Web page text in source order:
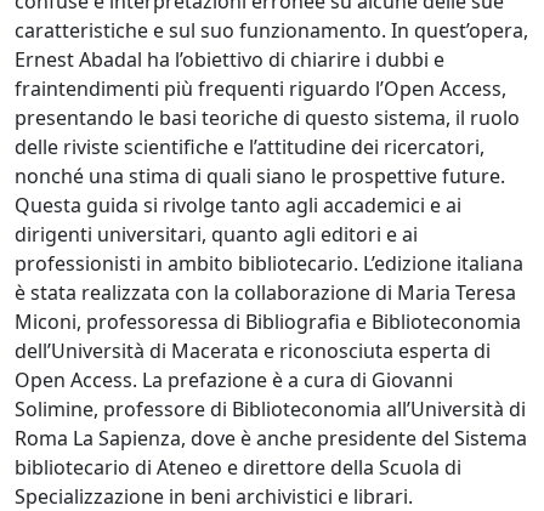
caratteristiche e sul suo funzionamento. In quest’opera,
Ernest Abadal ha l’obiettivo di chiarire i dubbi e
fraintendimenti più frequenti riguardo l’Open Access,
presentando le basi teoriche di questo sistema, il ruolo
delle riviste scientifiche e l’attitudine dei ricercatori,
nonché una stima di quali siano le prospettive future.
Questa guida si rivolge tanto agli accademici e ai
dirigenti universitari, quanto agli editori e ai
professionisti in ambito bibliotecario. L’edizione italiana
è stata realizzata con la collaborazione di Maria Teresa
Miconi, professoressa di Bibliografia e Biblioteconomia
dell’Università di Macerata e riconosciuta esperta di
Open Access. La prefazione è a cura di Giovanni
Solimine, professore di Biblioteconomia all’Università di
Roma La Sapienza, dove è anche presidente del Sistema
bibliotecario di Ateneo e direttore della Scuola di
Specializzazione in beni archivistici e librari.